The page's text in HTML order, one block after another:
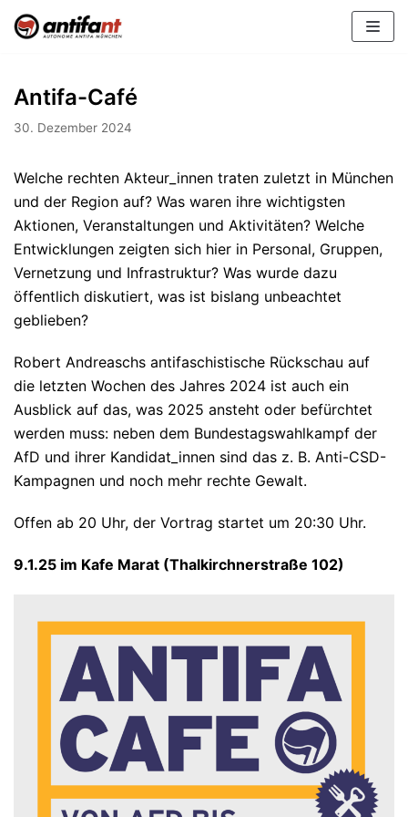
Zum
Inhalt
Antifa-Café
30. Dezember 2024
Welche rechten Akteur_innen traten zuletzt in München
und der Region auf? Was waren ihre wichtigsten
Aktionen, Veranstaltungen und Aktivitäten? Welche
Entwicklungen zeigten sich hier in Personal, Gruppen,
Vernetzung und Infrastruktur? Was wurde dazu
öffentlich diskutiert, was ist bislang unbeachtet
geblieben?
Robert Andreaschs antifaschistische Rückschau auf
die letzten Wochen des Jahres 2024 ist auch ein
Ausblick auf das, was 2025 ansteht oder befürchtet
werden muss: neben dem Bundestagswahlkampf der
AfD und ihrer Kandidat_innen sind das z. B. Anti-CSD-
Kampagnen und noch mehr rechte Gewalt.
Offen ab 20 Uhr, der Vortrag startet um 20:30 Uhr.
9.1.25 im Kafe Marat (Thalkirchnerstraße 102)